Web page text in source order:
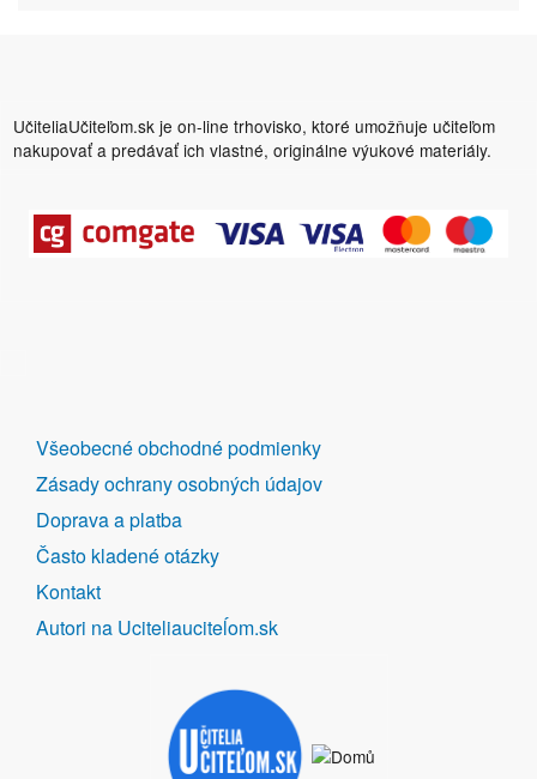
UčiteliaUčiteľom.sk je on-line trhovisko, ktoré umožňuje učiteľom
nakupovať a predávať ich vlastné, originálne výukové materiály.
DALŠÍ
ODKAZY
Všeobecné obchodné podmienky
Zásady ochrany osobných údajov
Doprava a platba
Často kladené otázky
Kontakt
Autori na Uciteliauciteĺom.sk